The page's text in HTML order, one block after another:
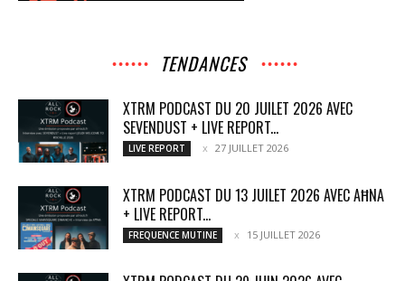
TENDANCES
XTRM PODCAST DU 20 JUILET 2026 AVEC
SEVENDUST + LIVE REPORT...
LIVE REPORT 27 JUILLET 2026
XTRM PODCAST DU 13 JUILET 2026 AVEC AĦNA
+ LIVE REPORT...
FREQUENCE MUTINE 15 JUILLET 2026